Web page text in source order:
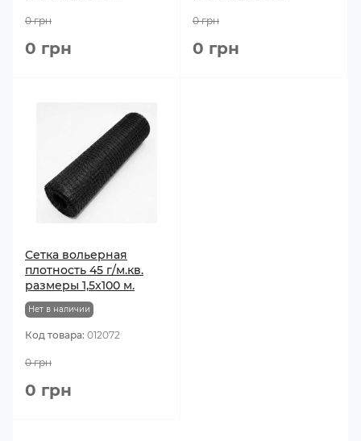
0 грн
0 грн
0 грн
0 грн
Сетка вольерная
плотность 45 г/м.кв.
размеры 1,5х100 м.
Нет в наличии
Код товара: 012072
0 грн
0 грн